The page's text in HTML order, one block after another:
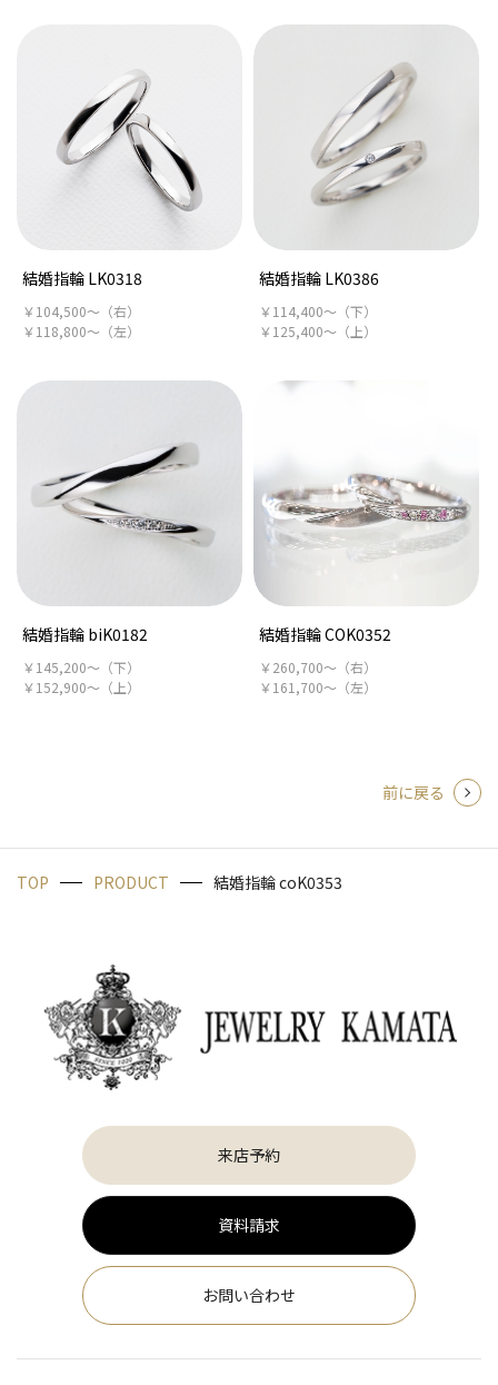
結婚指輪 LK0318
￥104,500～（右）
￥118,800～（左）
結婚指輪 LK0386
￥114,400～（下）
￥125,400～（上）
結婚指輪 biK0182
￥145,200～（下）
￥152,900～（上）
結婚指輪 COK0352
￥260,700～（右）
￥161,700～（左）
前に戻る
TOP PRODUCT 結婚指輪 coK0353
来店予約
資料請求
お問い合わせ